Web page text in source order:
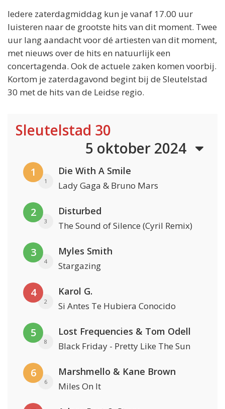
Iedere zaterdagmiddag kun je vanaf 17.00 uur
luisteren naar de grootste hits van dit moment. Twee
uur lang aandacht voor dé artiesten van dit moment,
met nieuws over de hits en natuurlijk een
concertagenda. Ook de actuele zaken komen voorbij.
Kortom je zaterdagavond begint bij de Sleutelstad
30 met de hits van de Leidse regio.
Sleutelstad 30
5 oktober 2024
1
1
Die With A Smile
Lady Gaga & Bruno Mars
2
3
Disturbed
The Sound of Silence (Cyril Remix)
3
4
Myles Smith
Stargazing
4
2
Karol G.
Si Antes Te Hubiera Conocido
5
8
Lost Frequencies & Tom Odell
Black Friday - Pretty Like The Sun
6
6
Marshmello & Kane Brown
Miles On It